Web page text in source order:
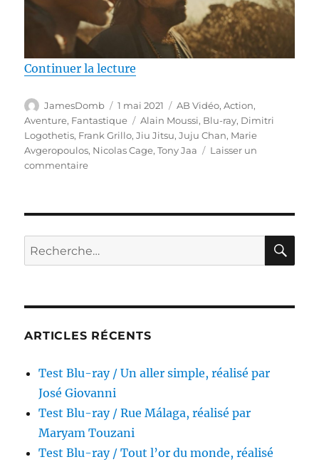
Continuer la lecture
Auteur
JamesDomb
Publié
le
1 mai 2021 Catégories
AB Vidéo,Action,
Aventure, Fantastique Étiquettes
Alain Moussi, Blu-ray, Dimitri
Logothetis, Frank Grillo,Jiu Jitsu,Juju Chan, Marie
Avgeropoulos, Nicolas Cage,Tony Jaa
Laisser un
commentairesur
Jiu
Jitsu,
réalisé
Recherche
pour :
ARTICLES RÉCENTS
Test Blu-ray / Un aller simple, réalisé par
José Giovanni
Test Blu-ray / Rue Málaga, réalisé par
Maryam Touzani
Test Blu-ray / Tout l’or du monde, réalisé